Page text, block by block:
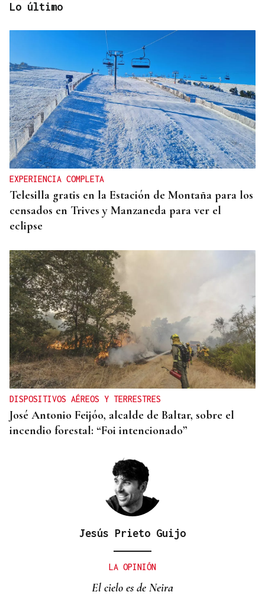
INCLUSIÓN
Las personas con ceguera disfrutarán del eclipse
en espacios de sonificación
Lo último
EXPERIENCIA COMPLETA
Telesilla gratis en la Estación de Montaña para los
censados en Trives y Manzaneda para ver el
eclipse
DISPOSITIVOS AÉREOS Y TERRESTRES
José Antonio Feijóo, alcalde de Baltar, sobre el
incendio forestal: “Foi intencionado”
Jesús Prieto Guijo
LA OPINIÓN
El cielo es de Neira